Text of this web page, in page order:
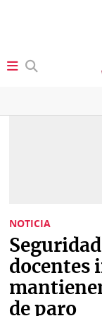
NOTICIA
docentes
de paro